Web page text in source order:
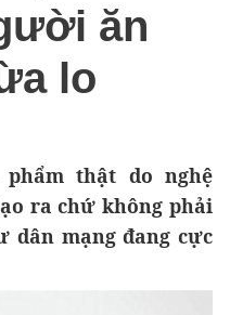
ăn
lo
thật do nghệ
ra chứ không phải
dân mạng đang cực